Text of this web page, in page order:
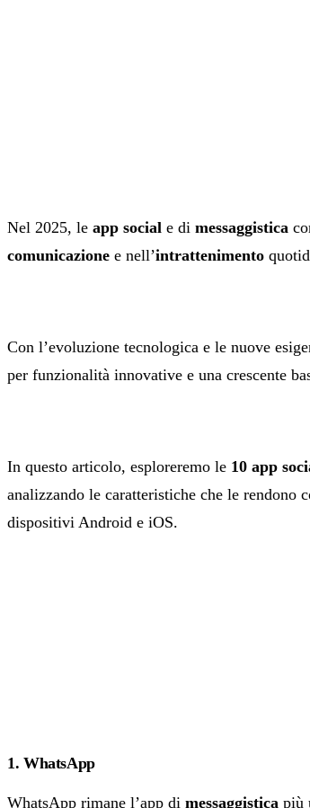
Nel 2025, le app social e di messaggistica
comunicazione e nell’intrattenimento
Con l’evoluzione tecnologica e le nuove
per funzionalità innovative e una crescente
In questo articolo, esploreremo le 10 app
analizzando le caratteristiche che le
dispositivi Android e iOS.
1. WhatsApp
WhatsApp rimane l’app di messaggistica più